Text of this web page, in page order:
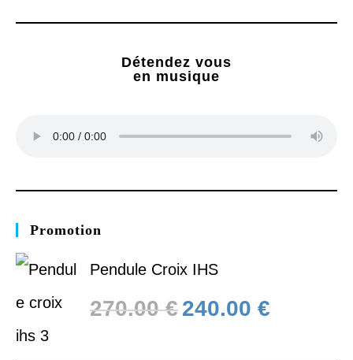
Détendez vous
en musique
Promotion
Pendule Croix IHS
270.00€240.00 €